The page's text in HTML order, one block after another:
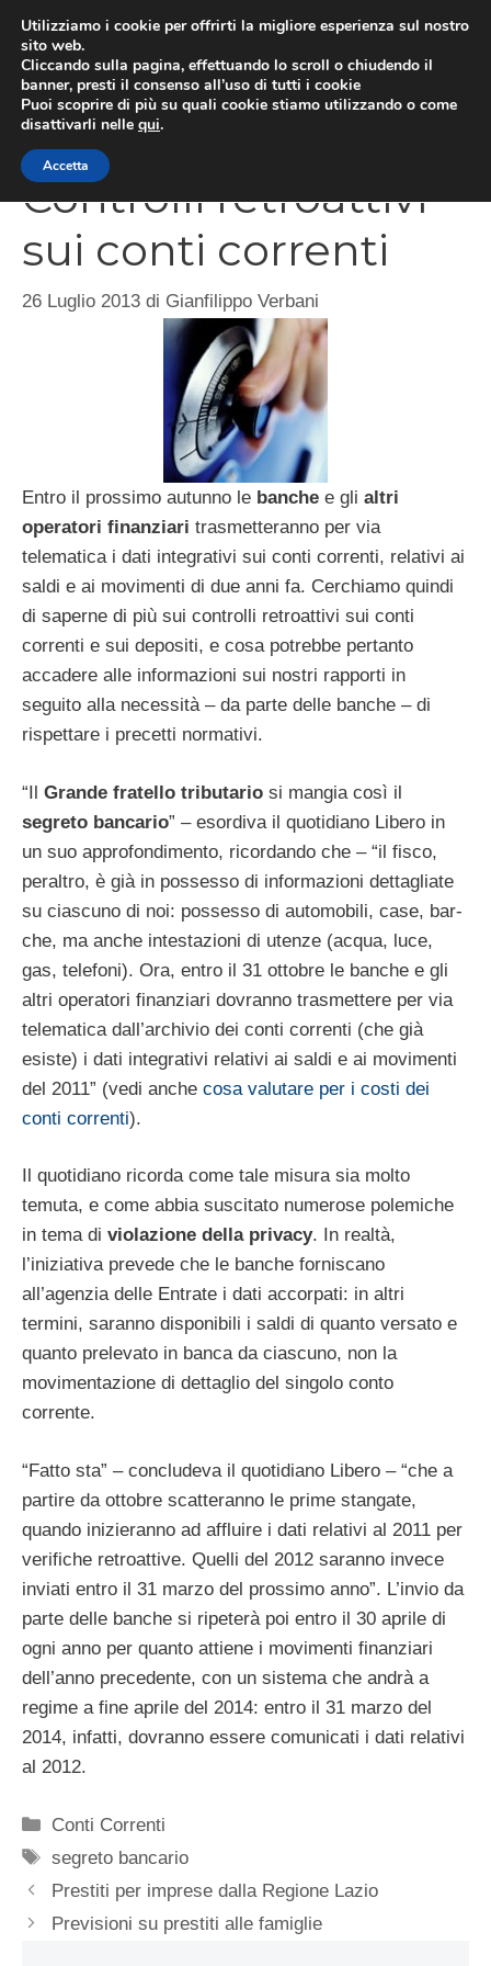
contenuto
Controlli retroattivi
sui conti correnti
26 Luglio 2013 di Gianfilippo Verbani
Entro il prossimo autunno le banche e gli altri
operatori finanziari trasmetteranno per via
telematica i dati integrativi sui conti correnti, relativi ai
saldi e ai movimenti di due anni fa. Cerchiamo quindi
di saperne di più sui controlli retroattivi sui conti
correnti e sui depositi, e cosa potrebbe pertanto
accadere alle informazioni sui nostri rapporti in
seguito alla necessità – da parte delle banche – di
rispettare i precetti normativi.
“Il Grande fratello tributario si mangia così il
segreto bancario” – esordiva il quotidiano Libero in
un suo approfondimento, ricordando che – “il fisco,
peraltro, è già in possesso di informazioni dettagliate
su ciascuno di noi: possesso di automobili, case, bar-
che, ma anche intestazioni di utenze (acqua, luce,
gas, telefoni). Ora, entro il 31 ottobre le banche e gli
altri operatori finanziari dovranno trasmettere per via
telematica dall’archivio dei conti correnti (che già
esiste) i dati integrativi relativi ai saldi e ai movimenti
del 2011” (vedi anche cosa valutare per i costi dei
conti correnti).
Il quotidiano ricorda come tale misura sia molto
temuta, e come abbia suscitato numerose polemiche
in tema di violazione della privacy. In realtà,
l’iniziativa prevede che le banche forniscano
all’agenzia delle Entrate i dati accorpati: in altri
termini, saranno disponibili i saldi di quanto versato e
quanto prelevato in banca da ciascuno, non la
movimentazione di dettaglio del singolo conto
corrente.
“Fatto sta” – concludeva il quotidiano Libero – “che a
partire da ottobre scatteranno le prime stangate,
quando inizieranno ad affluire i dati relativi al 2011 per
verifiche retroattive. Quelli del 2012 saranno invece
inviati entro il 31 marzo del prossimo anno”. L’invio da
parte delle banche si ripeterà poi entro il 30 aprile di
ogni anno per quanto attiene i movimenti finanziari
dell’anno precedente, con un sistema che andrà a
regime a fine aprile del 2014: entro il 31 marzo del
2014, infatti, dovranno essere comunicati i dati relativi
al 2012.
Categorie
Conti Correnti
Tag
segreto bancario
Prestiti per imprese dalla Regione Lazio
Previsioni su prestiti alle famiglie
Utilizziamo i cookie per offrirti la migliore esperienza sul nostro
sito web.
Cliccando sulla pagina, effettuando lo scroll o chiudendo il
banner, presti il consenso all’uso di tutti i cookie
Puoi scoprire di più su quali cookie stiamo utilizzando o come
disattivarli nelle qui.
Accetta